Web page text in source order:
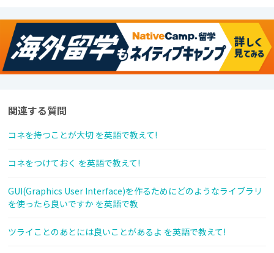
関連する質問
コネを持つことが大切 を英語で教えて!
コネをつけておく を英語で教えて!
GUI(Graphics User Interface)を作るためにどのようなライブラリ
を使ったら良いですか を英語で教
ツライことのあとには良いことがあるよ を英語で教えて!